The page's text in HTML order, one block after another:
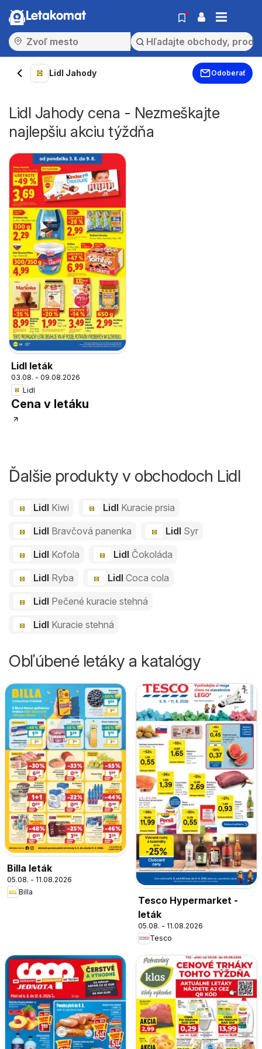
Letakomat
Lidl Jahody Odoberať
Lidl Jahody cena - Nezmeškajte
najlepšiu akciu týždňa
Lidl leták
03.08. - 09.08.2026
Lidl
Cena v letáku
Ďalšie produkty v obchodoch Lidl
Lidl Kiwi Lidl Kuracie prsia
Lidl Bravčová panenka Lidl Syr
Lidl Kofola Lidl Čokoláda
Lidl Ryba Lidl Coca cola
Lidl Pečené kuracie stehná
Lidl Kuracie stehná
Obľúbené letáky a katalógy
Billa leták
05.08. - 11.08.2026
Billa
Tesco Hypermarket -
leták
05.08. - 11.08.2026
Tesco